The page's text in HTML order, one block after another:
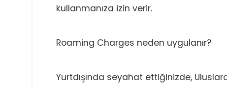
kullanmanıza izin verir.
Roaming Charges neden uygulanır?
Yurtdışında seyahat ettiğinizde,